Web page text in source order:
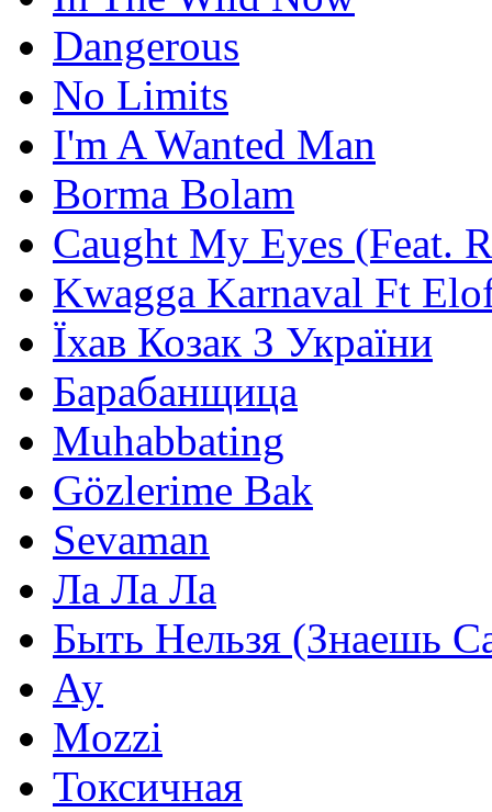
Dangerous
No Limits
I'm A Wanted Man
Borma Bolam
Caught My Eyes (Feat.
Kwagga Karnaval Ft
Їхав Козак З України
Барабанщица
Muhabbating
Gözlerime Bak
Sevaman
Ла Ла Ла
Быть Нельзя (Знаешь
Ау
Mozzi
Токсичная